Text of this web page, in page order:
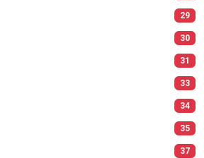
29
30
31
33
34
35
37